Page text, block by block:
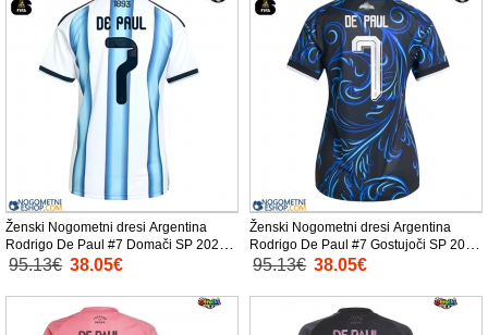
Ženski Nogometni dresi Argentina
Rodrigo De Paul #7 Domači SP 2026
Kratek Rokav
95.13€ 38.05€
Ženski Nogometni dresi Argentina
Rodrigo De Paul #7 Gostujoči SP 2026
Kratek Rokav
95.13€ 38.05€